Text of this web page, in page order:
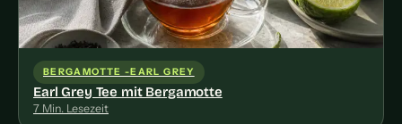
BERGAMOTTE -EARL GREY
Earl Grey Tee mit Bergamotte
7 Min. Lesezeit